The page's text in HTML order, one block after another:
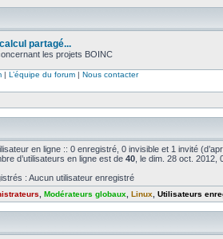
partagé...
les projets BOINC
| L’équipe du forum | Nous contacter
en ligne :: 0 enregistré, 0 invisible et 1 invité
d’utilisateurs en ligne est de 40 , le dim. 28 oct. 2012,
: Aucun utilisateur enregistré
Modérateurs globaux Linux Utilisateurs